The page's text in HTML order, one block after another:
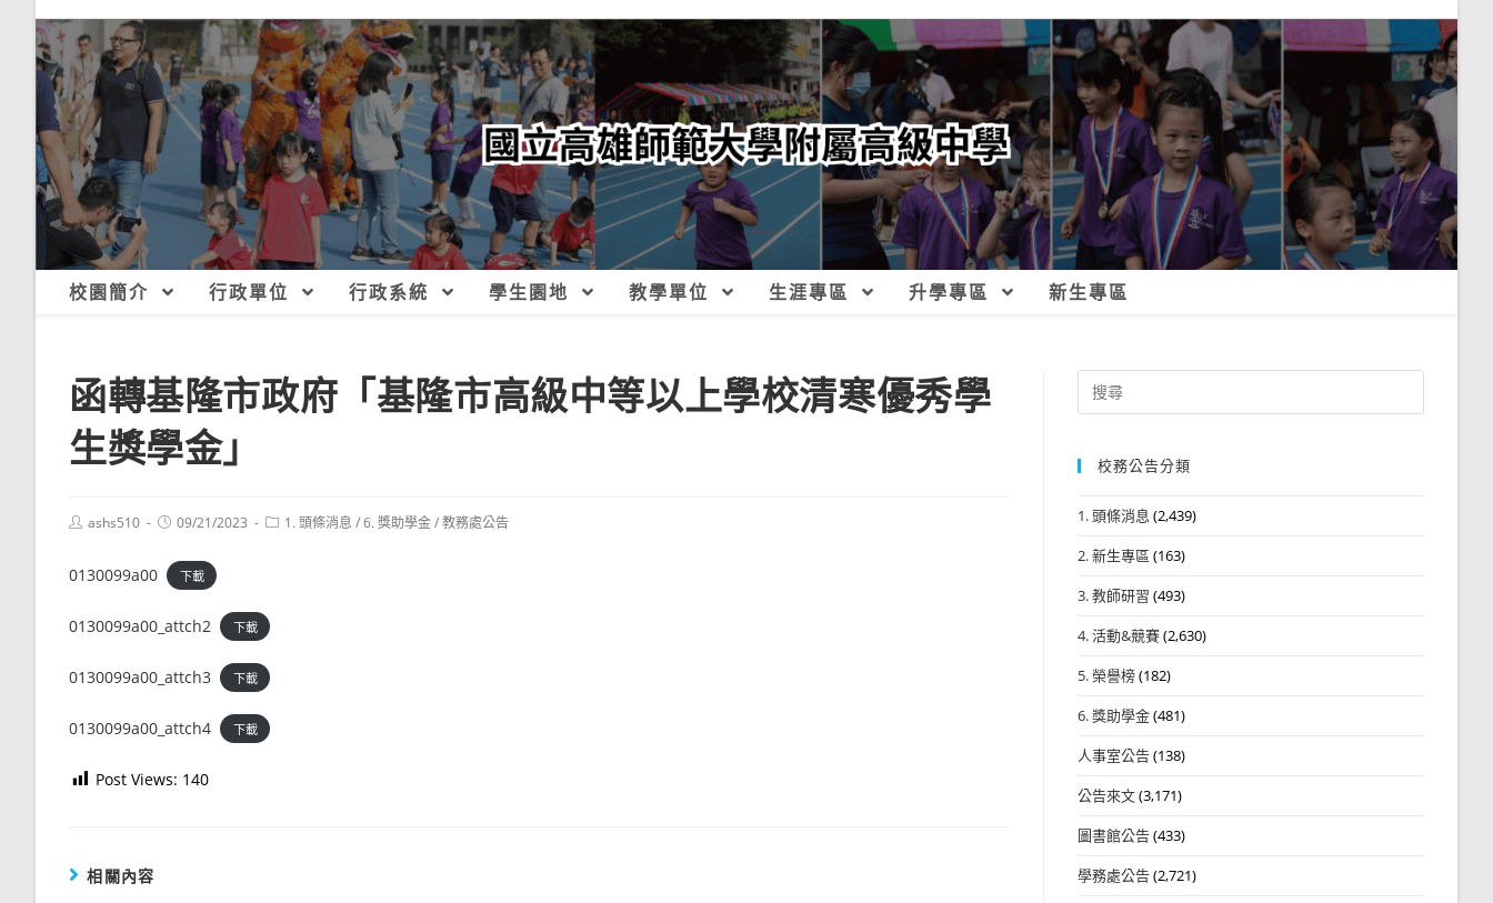
校園簡介 行政單位 行政系統 學生園地 教學單位 生涯專區 升學專區 新生專區
函轉基隆市政府「基隆市高級中等以上學校清寒優秀學
生獎學金」
Postashs510
Post09/21/2023
Post1. 頭條消息 /6. 獎助學金/教務處公告
0130099a00 下載
0130099a00_attch2 下載
0130099a00_attch3 下載
0130099a00_attch4 下載
Post Views: 140
相關內容
Search
for:
校務公告分類
1. 頭條消息 (2,439)
2. 新生專區 (163)
3. 教師研習 (493)
4. 活動&競賽(2,630)
5. 榮譽榜(182)
6. 獎助學金(481)
人事室公告(138)
公告來文(3,171)
圖書館公告(433)
學務處公告(2,721)